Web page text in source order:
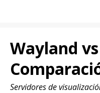
Wayland
Servidores de